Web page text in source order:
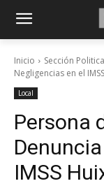
Inicio Sección Politica
Negligencias en el
Local
Persona
IMSS